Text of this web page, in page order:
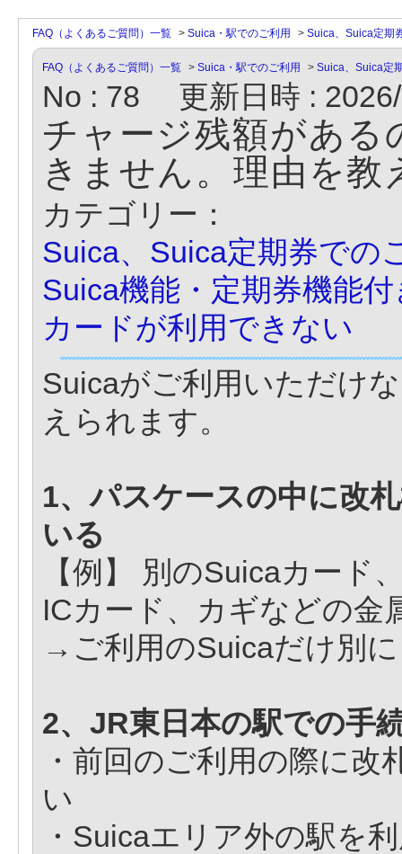
FAQ（よくあるご質問）一覧 > Suica・駅でのご利用 > Suica、Suica定期
FAQ（よくあるご質問）一覧 > Suica・駅でのご利用 > Suica、Suica定
No : 78 更新日時 :
チャージ残額があ
きません。理由を教
カテゴリー：
Suica、Suica定期券での
Suica機能・定期券機能
カードが利用できない
Suicaがご利用いただけ
えられます。
1、パスケースの中に改
いる
【例】 別のSuicaカード
ICカード、カギなどの金
→ご利用のSuicaだけ別
2、JR東日本の駅での手
・前回のご利用の際に
い
・Suicaエリア外の駅を